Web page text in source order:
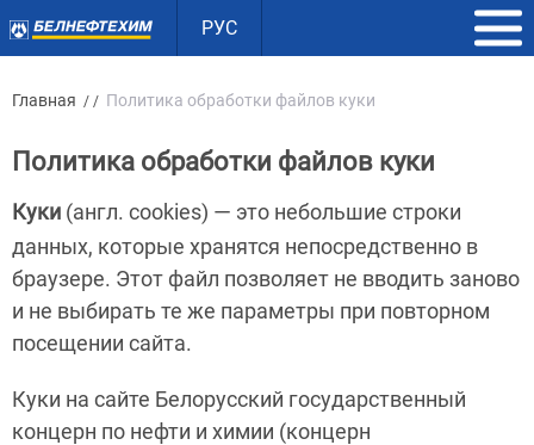
РУС
Главная / / Политика обработки файлов куки
Политика обработки файлов куки
Куки (англ. cookies) — это небольшие строки
данных, которые хранятся непосредственно в
браузере. Этот файл позволяет не вводить заново
и не выбирать те же параметры при повторном
посещении сайта.
Куки на сайте Белорусский государственный
концерн по нефти и химии (концерн